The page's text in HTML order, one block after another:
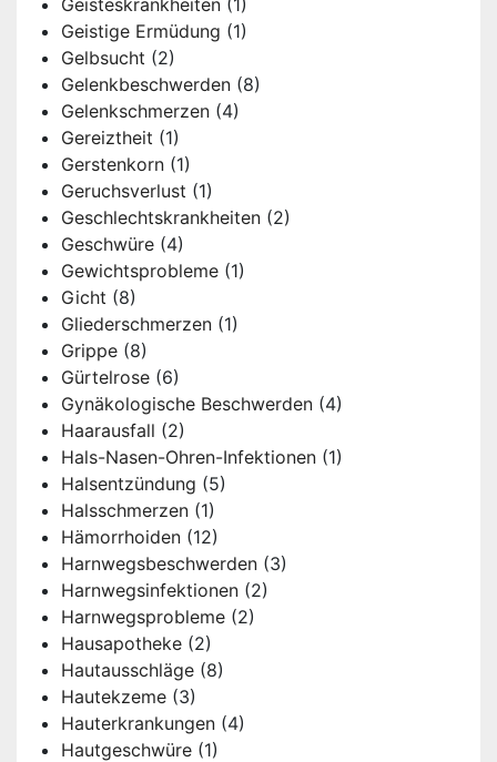
Geistige Ermüdung (1)
Gelbsucht (2)
Gelenkbeschwerden (8)
Gelenkschmerzen (4)
Gereiztheit (1)
Gerstenkorn (1)
Geruchsverlust (1)
Geschlechtskrankheiten (2)
Geschwüre (4)
Gewichtsprobleme (1)
Gicht (8)
Gliederschmerzen (1)
Grippe (8)
Gürtelrose (6)
Gynäkologische Beschwerden (4)
Haarausfall (2)
Hals-Nasen-Ohren-Infektionen (1)
Halsentzündung (5)
Halsschmerzen (1)
Hämorrhoiden (12)
Harnwegsbeschwerden (3)
Harnwegsinfektionen (2)
Harnwegsprobleme (2)
Hausapotheke (2)
Hautausschläge (8)
Hautekzeme (3)
Hauterkrankungen (4)
Hautgeschwüre (1)